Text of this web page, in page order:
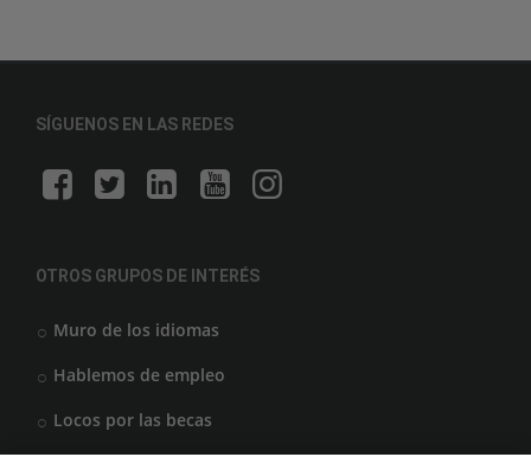
SÍGUENOS EN LAS REDES
OTROS GRUPOS DE INTERÉS
Muro de los idiomas
Hablemos de empleo
Locos por las becas